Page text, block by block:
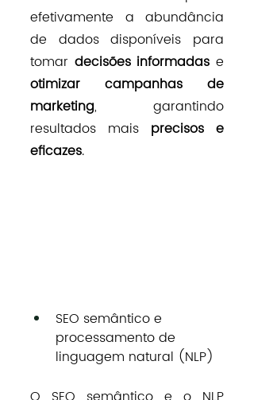
efetivamente a abundância
de dados disponíveis para
tomar decisões informadas
otimizar campanhas de
marketing, garantindo
resultados mais precisos e
eficazes.
SEO semântico e
processamento de
linguagem natural (NLP)